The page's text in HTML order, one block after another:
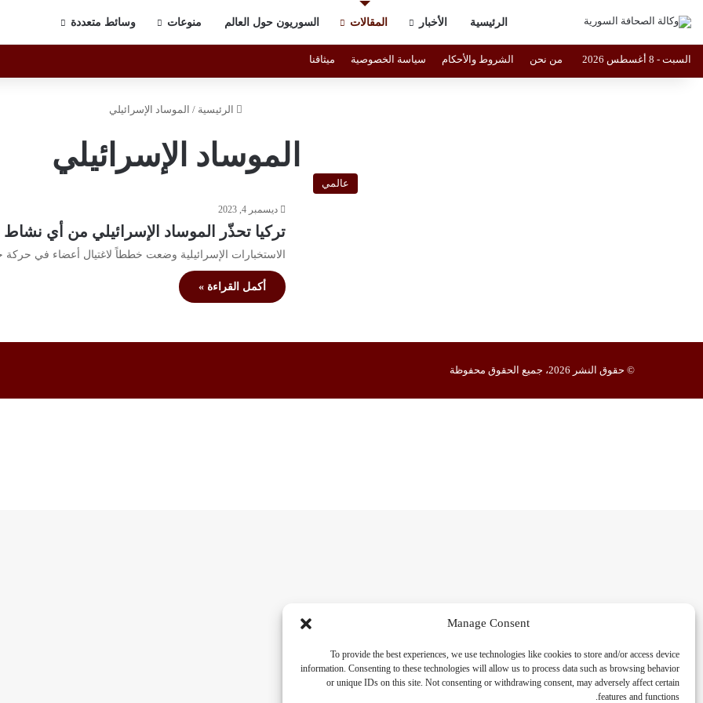
Manage Consent
To provide the best experiences, we use technologies like cookies to store and/or access device
information. Consenting to these technologies will allow us to process data such as browsing behavior
or unique IDs on this site. Not consenting or withdrawing consent, may adversely affect certain
features and functions.
الرئيسية الأخبار المقالات السوريون حول العالم منوعات وسائط متعددة
السبت - 8 أغسطس 2026 من نحن الشروط والأحكام سياسة الخصوصية ميثاقنا
الرئيسية / الموساد الإسرائيلي
الموساد الإسرائيلي
عالمي
ديسمبر 4, 2023
تركيا تحذّر الموساد الإسرائيلي من أي نشاط
الاستخبارات الإسرائيلية وضعت خططاً لاغتيال أعضاء في
أكمل القراءة »
© حقوق النشر 2026، جميع الحقوق محفوظة